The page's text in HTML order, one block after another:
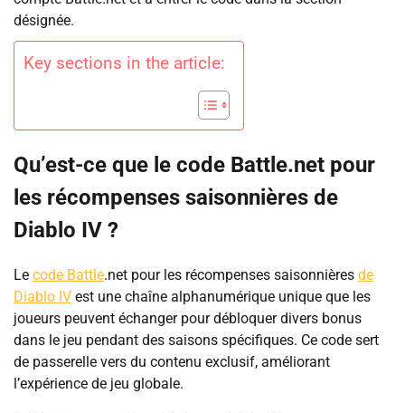
désignée.
Key sections in the article:
Qu’est-ce que le code Battle.net pour
les récompenses saisonnières de
Diablo IV ?
Le code Battle.net pour les récompenses saisonnières de
Diablo IV est une chaîne alphanumérique unique que les
joueurs peuvent échanger pour débloquer divers bonus
dans le jeu pendant des saisons spécifiques. Ce code sert
de passerelle vers du contenu exclusif, améliorant
l’expérience de jeu globale.